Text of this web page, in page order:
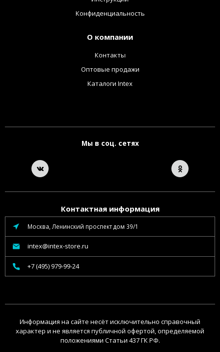
Конфиденциальность
О компании
Контакты
Оптовые продажи
Каталоги Intex
Мы в соц. сетях
Контактная информация
Москва, Ленинский проспект дом 39/1
intex@intex-store.ru
+7 (495) 979-99-24
Информация на сайте несёт исключительно справочный
характер и не является публичной офертой, определяемой
положениями Статьи 437 ГК РФ.